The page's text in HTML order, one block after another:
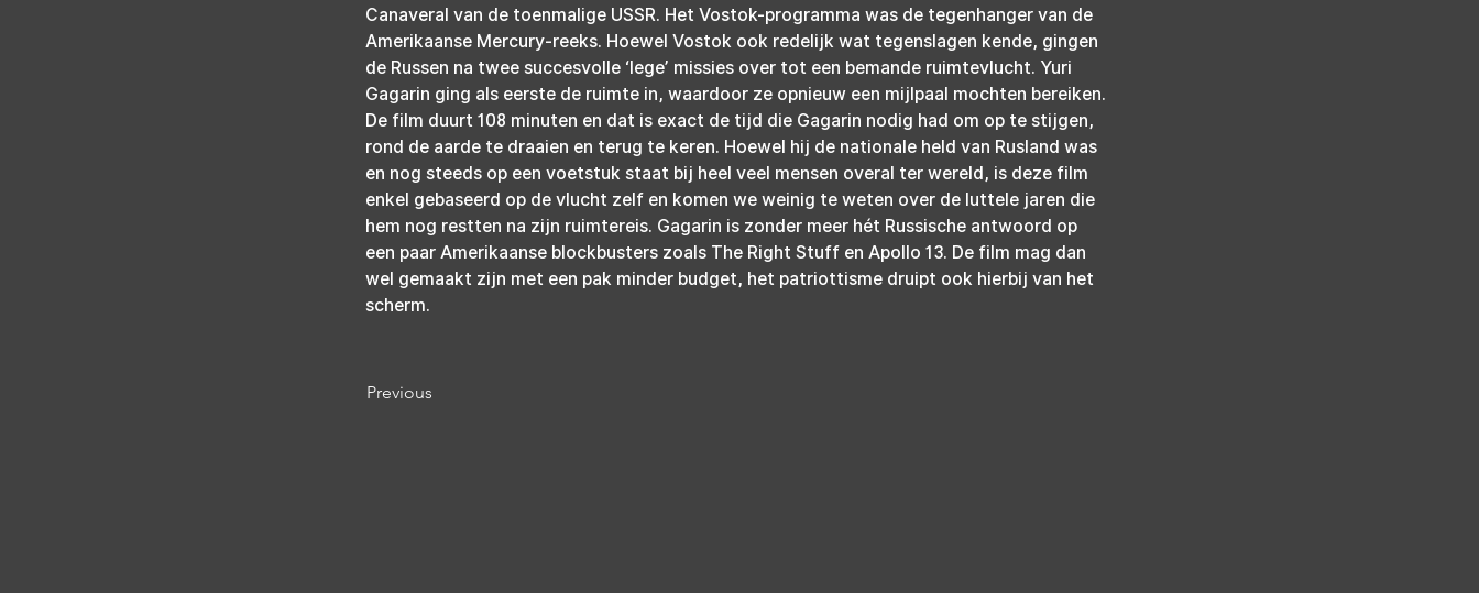
Canaveral van de toenmalige USSR. Het Vostok-programma was de tegenhanger van de
Amerikaanse Mercury-reeks. Hoewel Vostok ook redelijk wat tegenslagen kende, gingen
de Russen na twee succesvolle ‘lege’ missies over tot een bemande ruimtevlucht. Yuri
Gagarin ging als eerste de ruimte in, waardoor ze opnieuw een mijlpaal mochten bereiken.
De film duurt 108 minuten en dat is exact de tijd die Gagarin nodig had om op te stijgen,
rond de aarde te draaien en terug te keren. Hoewel hij de nationale held van Rusland was
en nog steeds op een voetstuk staat bij heel veel mensen overal ter wereld, is deze film
enkel gebaseerd op de vlucht zelf en komen we weinig te weten over de luttele jaren die
hem nog restten na zijn ruimtereis. Gagarin is zonder meer hét Russische antwoord op
een paar Amerikaanse blockbusters zoals The Right Stuff en Apollo 13. De film mag dan
wel gemaakt zijn met een pak minder budget, het patriottisme druipt ook hierbij van het
scherm.
Previous